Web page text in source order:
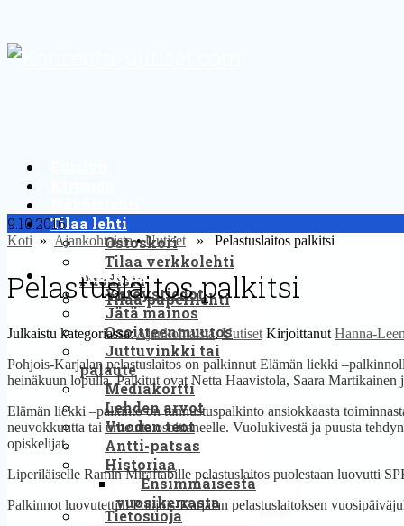
Tilaa lehti
Ostoskori
Tilaa verkkolehti
Puodista
Tilaa paperilehti
Yhteystiedot
Yhteystiedot
Jätä mainos
Osoitteenmuutos
Juttuvinkki tai
palaute
Mediakortti
Lehden arvot
Vuoden teot
Antti-patsas
Historiaa
Ensimmäisestä
vuosikerrasta
Tietosuoja
9.10.2016
Koti » Ajankohtaista•Uutiset » Pelastuslaitos palkitsi
Pelastuslaitos palkitsi
Julkaistu kategoriassa:Ajankohtaista,Uutiset Kirjoittanut Hanna-
Pohjois-Karjalan pelastuslaitos on palkinnut Elämän liekki
heinäkuun lopulla. Palkitut ovat Netta Haavistola, Saara Martikainen
Elämän liekki –palkinto on tunnustuspalkinto ansiokkaasta
neuvokkuutta tai urheutta osoittaneelle. Vuolukivestä ja puusta
opiskelijat.
Liperiläiselle Ramin Miraftabille pelastuslaitos puolestaan luovutti
Palkinnot luovutettiin Pohjois-Karjalan pelastuslaitoksen